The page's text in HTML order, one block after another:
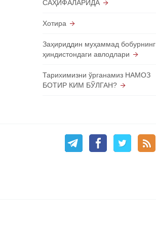
САҲИФАЛАРИДА
Хотира
Заҳириддин муҳаммад бобурнинг
ҳиндистондаги авлодлари
Тарихимизни ўрганамиз НАМОЗ
БОТИР КИМ БЎЛГАН?